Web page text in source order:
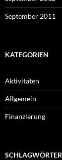
September 2011
KATEGORIEN
Aktivitäten
Allgemein
Finanzierung
SCHLAGWÖRTER